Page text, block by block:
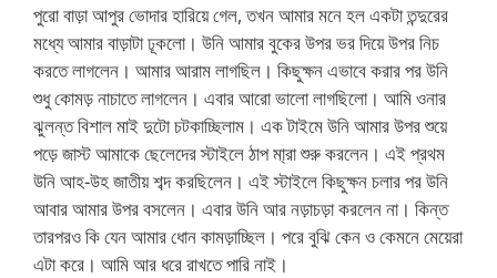
পুরো বাড়া আপুর ভোদার হারিয়ে গেল, তখন আমার মনে হল একটা তন্দুরের
মধ্যে আমার বাড়াটা ঢূকলো। উনি আমার বুকের উপর ভর দিয়ে উপর নিচ
করতে লাগলেন। আমার আরাম লাগছিল। কিছুক্ষন এভাবে করার পর উনি
শুধু কোমড় নাচাতে লাগলেন। এবার আরো ভালো লাগছিলো। আমি ওনার
ঝুলন্ত বিশাল মাই দুটো চটকাচ্ছিলাম। এক টাইমে উনি আমার উপর শুয়ে
পড়ে জাস্ট আমাকে ছেলেদের স্টাইলে ঠাপ মা্রা শুরু করলেন। এই প্রথম
উনি আহ-উহ জাতীয় শব্দ করছিলেন। এই স্টাইলে কিছুক্ষন চলার পর উনি
আবার আমার উপর বসলেন। এবার উনি আর নড়াচড়া করলেন না। কিন্ত
তারপরও কি যেন আমার ধোন কামড়াচ্ছিল। পরে বুঝি কেন ও কেমনে মেয়েরা
এটা করে। আমি আর ধরে রাখতে পারি নাই।